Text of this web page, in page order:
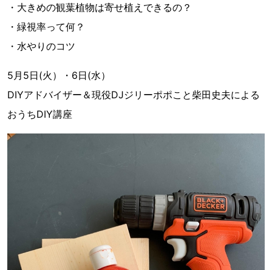
・大きめの観葉植物は寄せ植えできるの？
・緑視率って何？
・水やりのコツ
5月5日(火）・6日(水）
DIYアドバイザー＆現役DJジリーポポこと柴田史夫による
おうちDIY講座